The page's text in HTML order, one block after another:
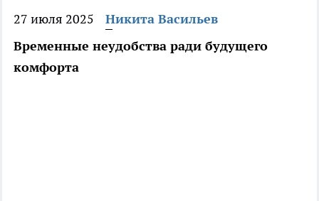
27 июля 2025
Никита Васильев
Временные неудобства ради будущего
комфорта